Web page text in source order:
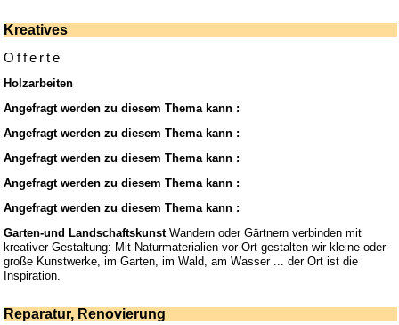
Kreatives
Offerte
Holzarbeiten
Angefragt werden zu diesem Thema kann :
Angefragt werden zu diesem Thema kann :
Angefragt werden zu diesem Thema kann :
Angefragt werden zu diesem Thema kann :
Angefragt werden zu diesem Thema kann :
Garten-und LandschaftskunstWandern oder Gärtnern verbinden mit
kreativer Gestaltung: Mit Naturmaterialien vor Ort gestalten wir kleine oder
große Kunstwerke, im Garten, im Wald, am Wasser ... der Ort ist die
Inspiration.
Reparatur, Renovierung